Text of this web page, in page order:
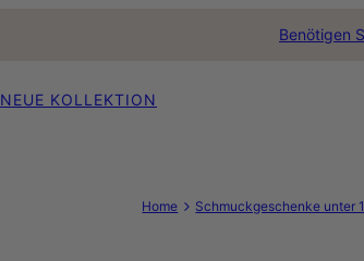
Benötigen
NEUE KOLLEKTION
Home Schmuckgeschenke unter